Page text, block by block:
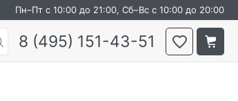
Пн–Пт с 10:00 до 21:00, Сб–Вс с 10:00 до 20:00
8 (495) 151-43-51